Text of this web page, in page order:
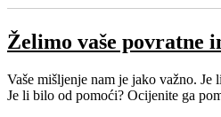
Želimo vaše povratne
Vaše mišljenje nam je jako važno.
Je li bilo od pomoći? Ocijenite ga